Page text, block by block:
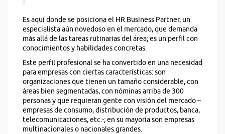
Es aquí donde se posiciona el HR Business Partner, un
especialista aún novedoso en el mercado, que demanda
más allá de las tareas rutinarias del área; es un perfil con
conocimientos y habilidades concretas.
Este perfil profesional se ha convertido en una necesidad
para empresas con ciertas características: son
organizaciones que tienen un tamaño considerable, con
áreas bien segmentadas, con nóminas arriba de 300
personas y que requieran gente con visión del mercado –
empresas de consumo, distribución de productos, banca,
telecomunicaciones, etc.-; en su mayoría son empresas
multinacionales o nacionales grandes.